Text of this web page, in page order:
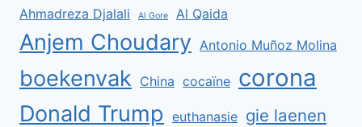
Ahmadreza Djalali Al Gore Al Qaida
Anjem Choudary Antonio Muñoz Molina
boekenvak China cocaïne corona
Donald Trump euthanasie gie laenen